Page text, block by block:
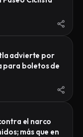
advierte por
para boletos de
el narco
más que en